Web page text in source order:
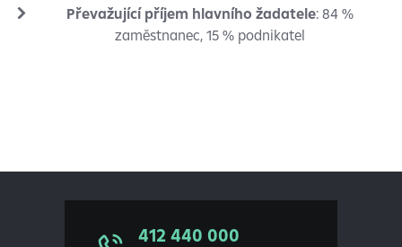
Převažující příjem hlavního žadatele: 84 %
zaměstnanec, 15 % podnikatel
412 440 000